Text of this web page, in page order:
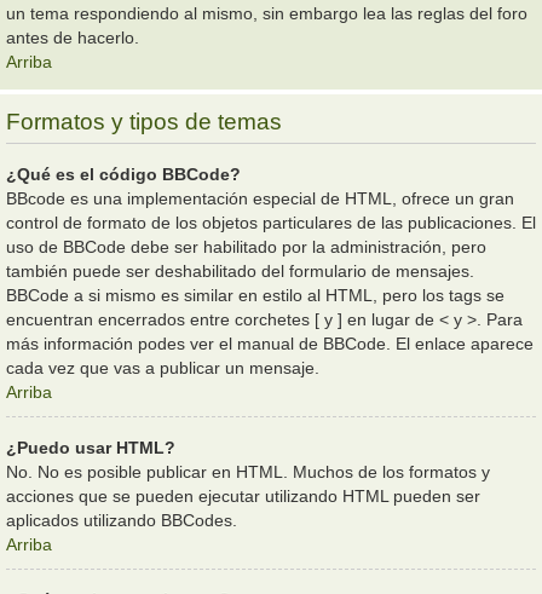
un tema respondiendo al mismo, sin embargo lea las reglas del foro
antes de hacerlo.
Arriba
Formatos y tipos de temas
¿Qué es el código BBCode?
BBcode es una implementación especial de HTML, ofrece un gran
control de formato de los objetos particulares de las publicaciones. El
uso de BBCode debe ser habilitado por la administración, pero
también puede ser deshabilitado del formulario de mensajes.
BBCode a si mismo es similar en estilo al HTML, pero los tags se
encuentran encerrados entre corchetes [ y ] en lugar de < y >. Para
más información podes ver el manual de BBCode. El enlace aparece
cada vez que vas a publicar un mensaje.
Arriba
¿Puedo usar HTML?
No. No es posible publicar en HTML. Muchos de los formatos y
acciones que se pueden ejecutar utilizando HTML pueden ser
aplicados utilizando BBCodes.
Arriba